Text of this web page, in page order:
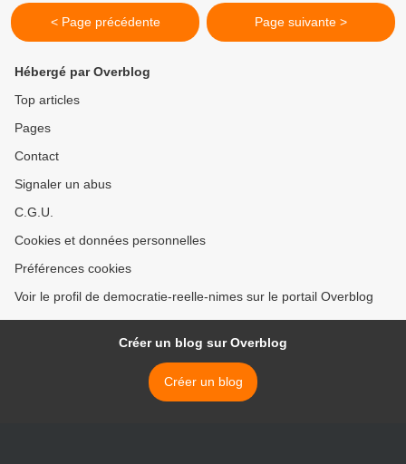
< Page précédente Page suivante >
Hébergé par Overblog
Top articles
Pages
Contact
Signaler un abus
C.G.U.
Cookies et données personnelles
Préférences cookies
Voir le profil de democratie-reelle-nimes sur le portail Overblog
Créer un blog sur Overblog
Créer un blog